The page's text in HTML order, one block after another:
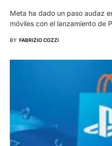
Meta ha dado un paso audaz
móviles con el lanzamiento de
BY FABRIZIO COZZI